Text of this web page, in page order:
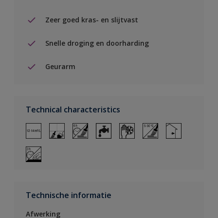
Zeer goed kras- en slijtvast
Snelle droging en doorharding
Geurarm
Technical characteristics
Technische informatie
Afwerking